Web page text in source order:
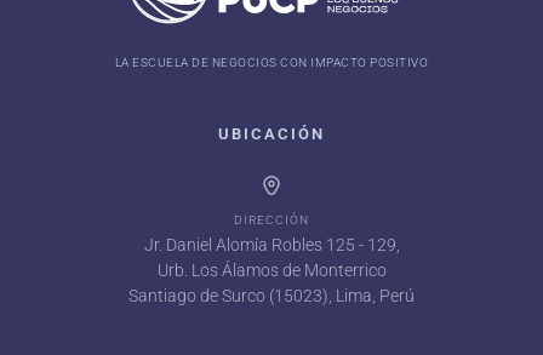
LA ESCUELA DE NEGOCIOS CON IMPACTO POSITIVO
UBICACIÓN
DIRECCIÓN
Jr. Daniel Alomía Robles 125 - 129,
Urb. Los Álamos de Monterrico
Santiago de Surco (15023), Lima, Perú